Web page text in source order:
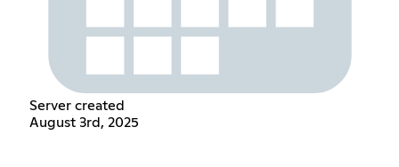
Server created
August 3rd, 2025